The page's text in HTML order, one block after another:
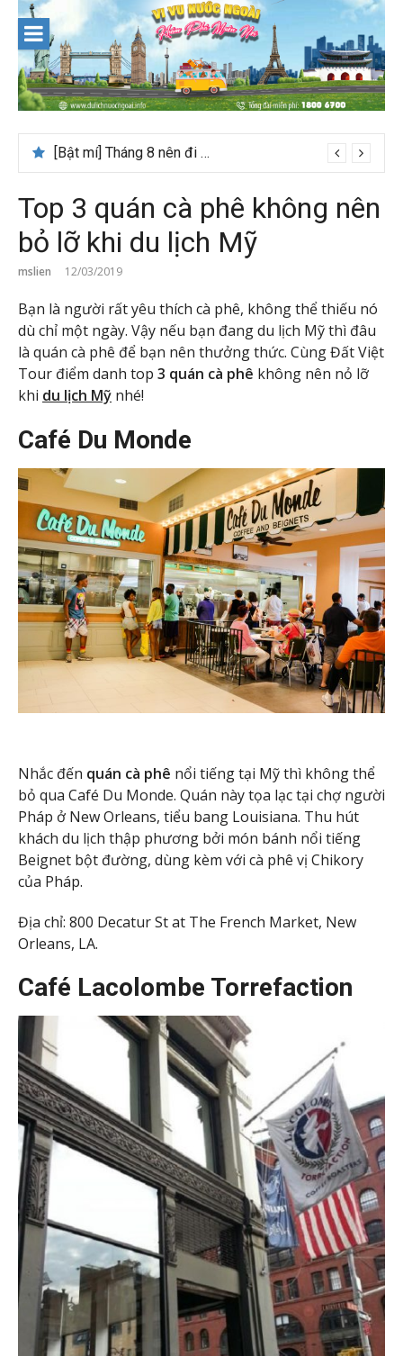
content
[Bật mí] Tháng 8 nên đi nước nào đẹp? Gợi ý 5+ tọa độ hot 2026
Top 3 quán cà phê không nên
bỏ lỡ khi du lịch Mỹ
mslien 12/03/2019
Bạn là người rất yêu thích cà phê, không thể thiếu nó
dù chỉ một ngày. Vậy nếu bạn đang du lịch Mỹ thì đâu
là quán cà phê để bạn nên thưởng thức. Cùng Đất Việt
Tour điểm danh top 3 quán cà phê không nên nỏ lỡ
khi du lịch Mỹ nhé!
Café Du Monde
Nhắc đến quán cà phê nổi tiếng tại Mỹ thì không thể
bỏ qua Café Du Monde. Quán này tọa lạc tại chợ người
Pháp ở New Orleans, tiểu bang Louisiana. Thu hút
khách du lịch thập phương bởi món bánh nổi tiếng
Beignet bột đường, dùng kèm với cà phê vị Chikory
của Pháp.
Địa chỉ: 800 Decatur St at The French Market, New
Orleans, LA.
Café Lacolombe Torrefaction